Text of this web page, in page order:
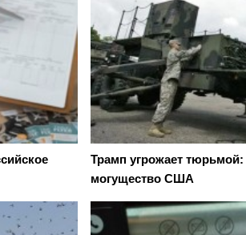
Трамп угрожает тюрьмой:
могущество США